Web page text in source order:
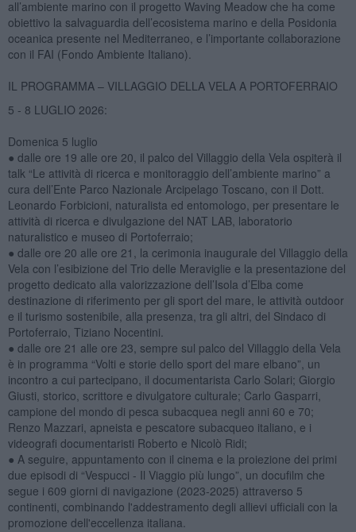
all’ambiente marino con il progetto Waving Meadow che ha come
obiettivo la salvaguardia dell’ecosistema marino e della Posidonia
oceanica presente nel Mediterraneo, e l’importante collaborazione
con il FAI (Fondo Ambiente Italiano).
IL PROGRAMMA – VILLAGGIO DELLA VELA A PORTOFERRAIO
5 - 8 LUGLIO 2026:
Domenica 5 luglio
● dalle ore 19 alle ore 20, il palco del Villaggio della Vela ospiterà il
talk “Le attività di ricerca e monitoraggio dell’ambiente marino” a
cura dell’Ente Parco Nazionale Arcipelago Toscano, con il Dott.
Leonardo Forbicioni, naturalista ed entomologo, per presentare le
attività di ricerca e divulgazione del NAT LAB, laboratorio
naturalistico e museo di Portoferraio;
● dalle ore 20 alle ore 21, la cerimonia inaugurale del Villaggio della
Vela con l’esibizione del Trio delle Meraviglie e la presentazione del
progetto dedicato alla valorizzazione dell’Isola d’Elba come
destinazione di riferimento per gli sport del mare, le attività outdoor
e il turismo sostenibile, alla presenza, tra gli altri, del Sindaco di
Portoferraio, Tiziano Nocentini.
● dalle ore 21 alle ore 23, sempre sul palco del Villaggio della Vela
è in programma “Volti e storie dello sport del mare elbano”, un
incontro a cui partecipano, il documentarista Carlo Solari; Giorgio
Giusti, storico, scrittore e divulgatore culturale; Carlo Gasparri,
campione del mondo di pesca subacquea negli anni 60 e 70;
Renzo Mazzari, apneista e pescatore subacqueo italiano, e i
videografi documentaristi Roberto e Nicolò Ridi;
● A seguire, appuntamento con il cinema e la proiezione dei primi
due episodi di “Vespucci - Il Viaggio più lungo”, un docufilm che
segue i 609 giorni di navigazione (2023-2025) attraverso 5
continenti, combinando l'addestramento degli allievi ufficiali con la
promozione dell'eccellenza italiana.